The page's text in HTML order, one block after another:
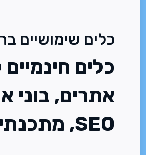
כלים שימושיים
כלים
אתרים, בוני
SEO, מתכנתים ומעצבים.